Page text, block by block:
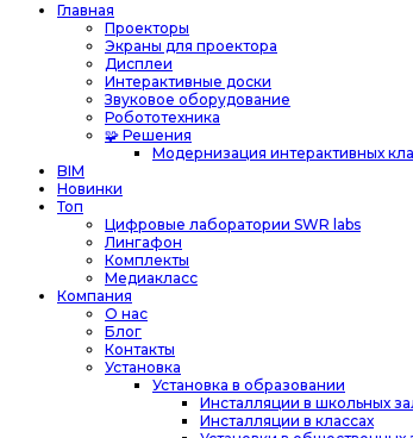
Главная
Проекторы
Экраны для проектора
Дисплеи
Интерактивные доски
Звуковое оборудование
Робототехника
🧩 Решения
Модернизация интерактивных
BIM
Новинки
Топ
Цифровые лаборатории SWR labs
Лингафон
Комплекты
Медиакласс
Компания
О нас
Блог
Контакты
Установка
Установка в образовании
Инсталляции в школьных
Инсталляции в классах